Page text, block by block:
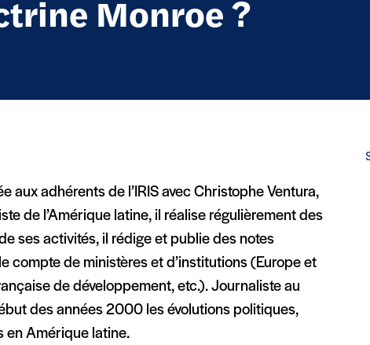
Monroe ?
aux adhérents de l’IRIS avec Christophe Ventura,
de l’Amérique latine, il réalise régulièrement des
ses activités, il rédige et publie des notes
compte de ministères et d’institutions (Europe et
de développement, etc.). Journaliste au
des années 2000 les évolutions politiques,
en Amérique latine.